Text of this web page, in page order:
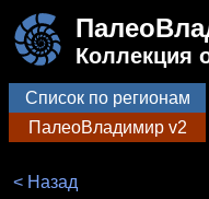
Коллекция
Список по регионам
ПалеоВладимир v2
< Назад